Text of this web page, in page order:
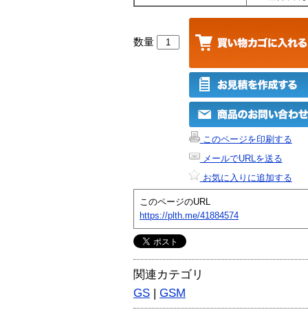
数量
このページを印刷する
メールでURLを送る
お気に入りに追加する
このページのURL
https://plth.me/41884574
関連カテゴリ
GS | GSM